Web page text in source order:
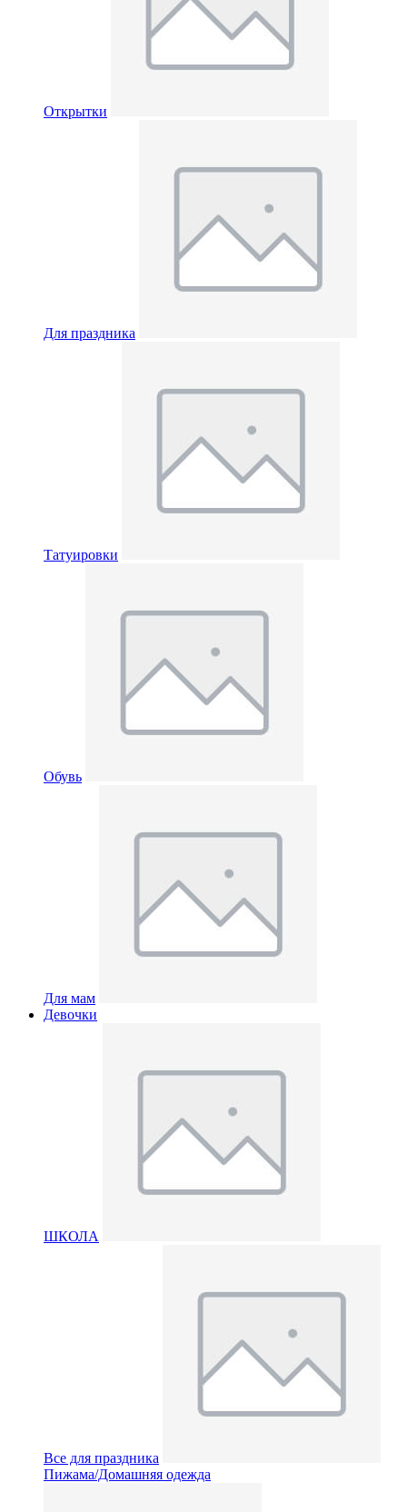
Открытки
Для праздника
Татуировки
Обувь
Для мам
Девочки
ШКОЛА
Все для праздника
Пижама/Домашняя одежда